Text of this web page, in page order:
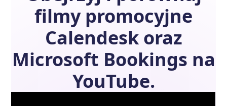
filmy promocyjne
Calendesk oraz
Microsoft Bookings na
YouTube.